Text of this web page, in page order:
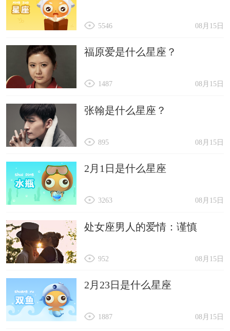
08月15日
5546
福原爱是什么星座？
08月15日
1487
张翰是什么星座？
08月15日
895
2月1日是什么星座
08月15日
3263
处女座男人的爱情：谨慎
08月15日
952
2月23日是什么星座
08月15日
1887